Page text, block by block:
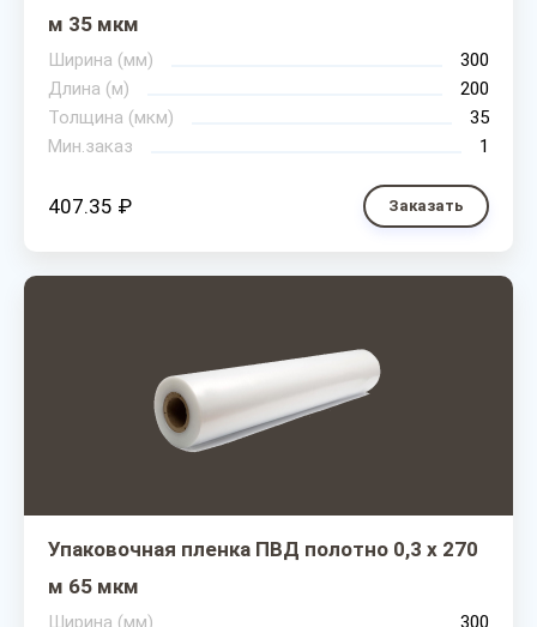
м 35 мкм
Ширина (мм)
300
Длина (м)
200
Толщина (мкм)
35
Мин.заказ
1
407.35 ₽ Заказать
Упаковочная пленка ПВД полотно 0,3 х 270
м 65 мкм
Ширина (мм) 300